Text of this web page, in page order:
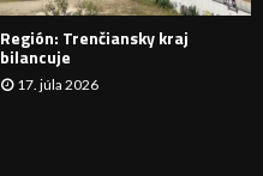
E
Región: Trenčiansky kraj
bilancuje
17. júla 2026